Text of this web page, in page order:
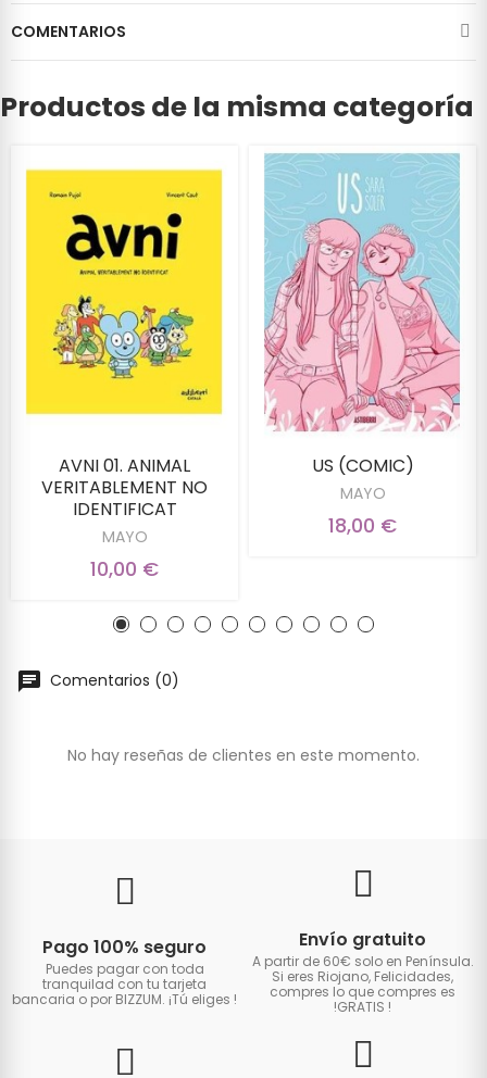
COMENTARIOS
Productos de la misma categoría
AVNI 01. ANIMAL
VERITABLEMENT NO
IDENTIFICAT
MAYO
10,00 €
US (COMIC)
MAYO
18,00 €
Comentarios (0)
No hay reseñas de clientes en este momento.
Pago 100% seguro
Puedes pagar con toda
tranquilad con tu tarjeta
bancaria o por BIZZUM. ¡Tú eliges !
Envío gratuito
A partir de 60€ solo en Península.
Si eres Riojano, Felicidades,
compres lo que compres es
!GRATIS !